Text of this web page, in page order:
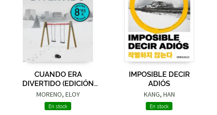
CUANDO ERA
DIVERTIDO (EDICIÓN
LIMITADA · VERANO)
MORENO, ELOY
En stock
IMPOSIBLE DECIR
ADIÓS
KANG, HAN
En stock